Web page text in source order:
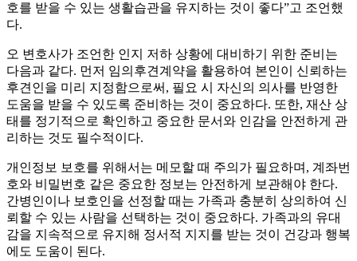
호를 받을 수 있는 생활습관을 유지하는 것이 좋다”고 조언했
다.
오 변호사가 조언한 인지 저하 상황에 대비하기 위한 준비는
다음과 같다. 먼저 임의후견계약을 활용하여 본인이 신뢰하는
후견인을 미리 지정함으로써, 필요 시 자신의 의사를 반영한
도움을 받을 수 있도록 준비하는 것이 중요하다. 또한, 재산 상
태를 정기적으로 확인하고 중요한 문서와 인감을 안전하게 관
리하는 것도 필수적이다.
개인정보 보호를 위해서는 메모할 때 주의가 필요하며, 계좌번
호와 비밀번호 같은 중요한 정보는 안전하게 보관해야 한다.
간병인이나 보호인을 선정할 때는 가족과 충분히 상의하여 신
뢰할 수 있는 사람을 선택하는 것이 중요하다. 가족과의 유대
감을 지속적으로 유지해 정서적 지지를 받는 것이 건강과 행복
에도 도움이 된다.